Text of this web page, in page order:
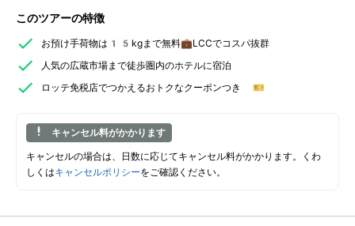
このツアーの特徴
お預け手荷物は15kgまで無料💼LCCでコスパ抜群
人気の広蔵市場まで徒歩圏内のホテルに宿泊
ロッテ免税店でつかえるおトクなクーポンつき 🎫
キャンセル料がかかります
キャンセルの場合は、日数に応じてキャンセル料がかかります。くわ
しくはキャンセルポリシーをご確認ください。